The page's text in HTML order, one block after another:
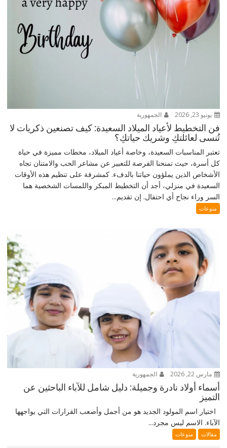
يونيو 23, 2026 الجمهورية
فن التخطيط لأعياد الميلاد السعيدة: كيف تصنعين ذكريات لا
تُنسى لعائلتكِ وشريك حياتكِ؟
تعتبر المناسبات السعيدة، وخاصة أعياد الميلاد، محطات مميزة في حياة
كل أسرة، حيث تمنحنا الفرصة للتعبير عن مشاعر الحب والامتنان تجاه
الأشخاص الذين يملؤون حياتنا بالدفء. كمشرفة على تنظيم هذه الأوقات
السعيدة في منزلي، أجد أن التخطيط المبكر واللمسات الشخصية هما
السر وراء نجاح أي احتفال. إن تقديم...
منوعات
مارس 22, 2026 الجمهورية
أسماء أولاد نادرة وجميلة: دليل شامل للآباء الباحثين عن
التميز
اختيار اسم المولود الجديد هو من أجمل وأصعب القرارات التي يواجهها
الآباء. الاسم ليس مجرد...
مقالات منوعات